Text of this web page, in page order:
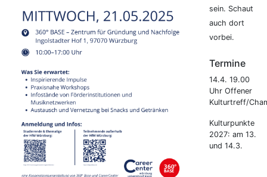
sein. Schaut
auch dort
vorbei.
Termine
14.4. 19.00
Uhr Offener
Kulturtreff/
Kulturpunkte
2027: am 13.
und 14.3.